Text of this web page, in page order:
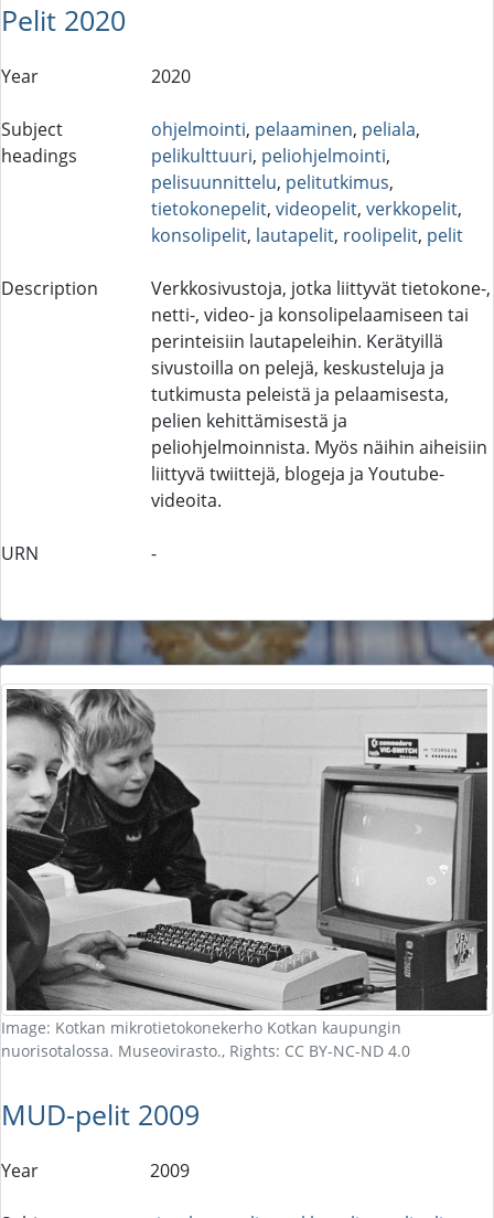
Pelit 2020
Year 2020
Subject
headings
ohjelmointi, pelaaminen, peliala,
pelikulttuuri, peliohjelmointi,
pelisuunnittelu, pelitutkimus,
tietokonepelit, videopelit, verkkopelit,
konsolipelit, lautapelit, roolipelit, pelit
Description
Verkkosivustoja, jotka liittyvät tietokone-,
netti-, video- ja konsolipelaamiseen tai
perinteisiin lautapeleihin. Kerätyillä
sivustoilla on pelejä, keskusteluja ja
tutkimusta peleistä ja pelaamisesta,
pelien kehittämisestä ja
peliohjelmoinnista. Myös näihin aiheisiin
liittyvä twiittejä, blogeja ja Youtube-
videoita.
URN -
Image: Kotkan mikrotietokonekerho Kotkan kaupungin
nuorisotalossa. Museovirasto., Rights: CC BY-NC-ND 4.0
MUD-pelit 2009
Year 2009